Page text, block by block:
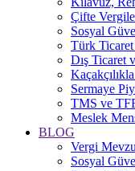
Çifte
Sosyal
Türk Ticaret
Dış Ticaret
Sermaye
TMS ve
Meslek
BLOG
Vergi
Sosyal